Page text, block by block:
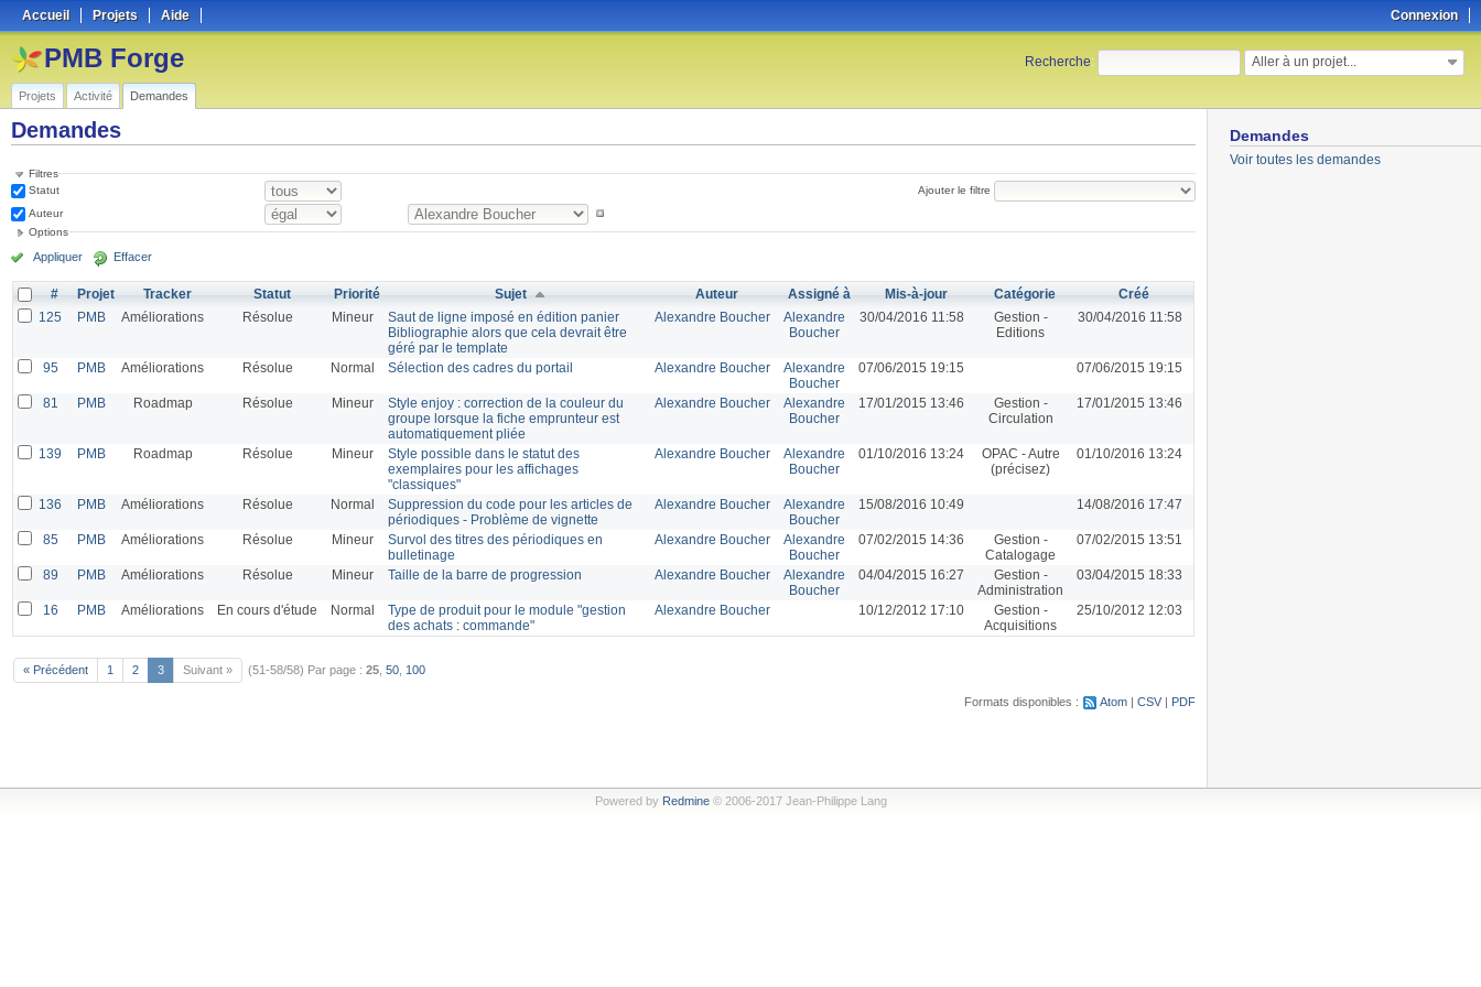
Connexion
Accueil Projets Aide
Recherche: Aller à un projet...
PMB Forge
Projets Activité Demandes
Demandes
Voir toutes les demandes
Demandes
Filtres
Statut
Auteur
Ajouter le filtre
Options
Appliquer Effacer
# Projet Tracker Statut Priorité Sujet Auteur Assigné à Mis-à-jour Catégorie
Créé
125
PMB Améliorations Résolue Mineur
Saut de ligne imposé en édition panier
Bibliographie alors que cela devrait être
géré par le template
Alexandre Boucher
Alexandre
Boucher
30/04/2016 11:58
Gestion -
Editions
30/04/2016 11:58
95 PMB Améliorations Résolue Normal Sélection des cadres du portail Alexandre Boucher
Alexandre
Boucher
07/06/2015 19:15 07/06/2015 19:15
81 PMB Roadmap Résolue Mineur
Style enjoy : correction de la couleur du
groupe lorsque la fiche emprunteur est
automatiquement pliée
Alexandre Boucher
Alexandre
Boucher
17/01/2015 13:46
Gestion -
Circulation
17/01/2015 13:46
139 PMB Roadmap Résolue Mineur
Style possible dans le statut des
exemplaires pour les affichages
"classiques"
Alexandre Boucher
Alexandre
Boucher
01/10/2016 13:24
OPAC - Autre
(précisez)
01/10/2016 13:24
136 PMB Améliorations Résolue Normal
Suppression du code pour les articles de
périodiques - Problème de vignette
Alexandre Boucher
Alexandre
Boucher
15/08/2016 10:49 14/08/2016 17:47
85 PMB Améliorations Résolue Mineur
Survol des titres des périodiques en
bulletinage
Alexandre Boucher
Alexandre
Boucher
07/02/2015 14:36
Gestion -
Catalogage
07/02/2015 13:51
89 PMB Améliorations Résolue Mineur Taille de la barre de progression Alexandre Boucher
Alexandre
Boucher
04/04/2015 16:27
Gestion -
Administration
03/04/2015 18:33
16 PMB Améliorations En cours d'étude Normal
Type de produit pour le module "gestion
des achats : commande"
Alexandre Boucher 10/12/2012 17:10
Gestion -
Acquisitions
25/10/2012 12:03
« Précédent 1 2 3 Suivant » (51-58/58) Par page : 25 50 100
Formats disponibles : Atom CSV PDF
Powered by Redmine© 2006-2017 Jean-Philippe Lang